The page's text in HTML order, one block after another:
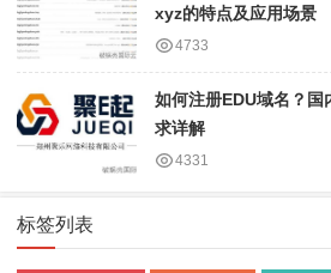
xyz的特点及应用场景
4733
如何注册EDU域名？国
求详解
4331
标签列表